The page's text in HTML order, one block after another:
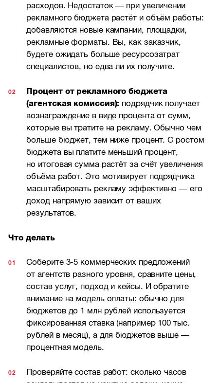
расходов. Недостаток — при увеличении
рекламного бюджета растёт и объём работы:
добавляются новые кампании, площадки,
рекламные форматы. Вы, как заказчик,
будете ожидать больше ресурсозатрат
специалистов, но едва ли их получите.
Процент от рекламного бюджета
(агентская комиссия): подрядчик получает
вознаграждение в виде процента от сумм,
которые вы тратите на рекламу. Обычно чем
больше бюджет, тем ниже процент. С ростом
бюджета вы платите меньший процент,
но итоговая сумма растёт за счёт увеличения
объёма работ. Это мотивирует подрядчика
масштабировать рекламу эффективно — его
доход напрямую зависит от ваших
результатов.
Что делать
Соберите 3-5 коммерческих предложений
от агентств разного уровня, сравните цены,
состав услуг, подход и кейсы. И обратите
внимание на модель оплаты: обычно для
бюджетов до 1 млн рублей используется
фиксированная ставка (например 100 тыс.
рублей в месяц), а для бюджетов выше —
процентная модель.
Проверяйте состав работ: сколько часов